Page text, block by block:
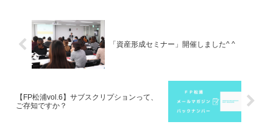
「資産形成セミナー」開催しました^ ^
【FP松浦vol.6】サブスクリプションって、
ご存知ですか？